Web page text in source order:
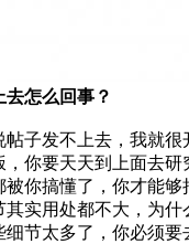
怎么回事？
子发不上去，我就很
你要天天到上面去研
你搞懂了，你才能够
其实用处都不大，为什
细节太多了，你必须